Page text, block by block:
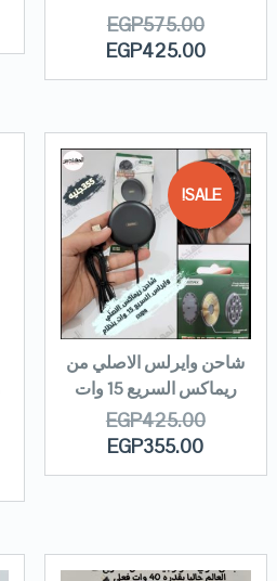
EGP575.00
EGP425.00
SALE!
شاحن وايرلس الاصلي من
ريماكس السريع 15 وات
EGP425.00
EGP355.00